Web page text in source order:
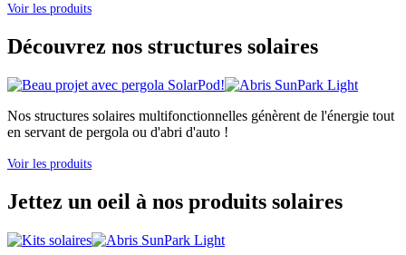
Voir les produits
Découvrez nos structures solaires
Nos structures solaires multifonctionnelles génèrent de l'énergie tout
en servant de pergola ou d'abri d'auto !
Voir les produits
Jettez un oeil à nos produits solaires